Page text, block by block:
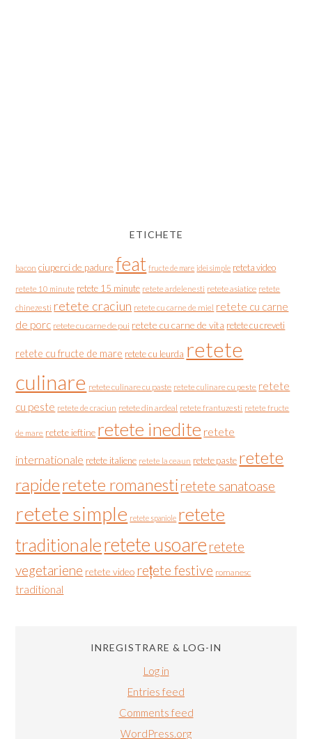
ETICHETE
bacon ciuperci de padure feat fructe de mare idei simple reteta video
retete 10 minute retete 15 minute retete ardelenesti retete asiatice retete
chinezesti retete craciun retete cu carne de miel retete cu carne
de porc retete cu carne de pui retete cu carne de vita retete cu creveti
retete cu fructe de mare retete cu leurda retete
culinare retete culinare cu paste retete culinare cu peste retete
cu peste retete de craciun retete din ardeal retete frantuzesti retete fructe
de mare retete ieftine retete inedite retete
internationale retete italiene retete la ceaun retete paste retete
rapideretete romanesti retete sanatoase
retete simple retete spaniole retete
traditionaleretete usoare retete
vegetariene retete video rețete festive romanesc
traditional
INREGISTRARE & LOG-IN
Log in
Entries feed
Comments feed
WordPress.org